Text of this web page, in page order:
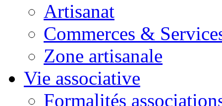
Artisanat
Commerces &
Zone artisanale
Vie associative
Formalités